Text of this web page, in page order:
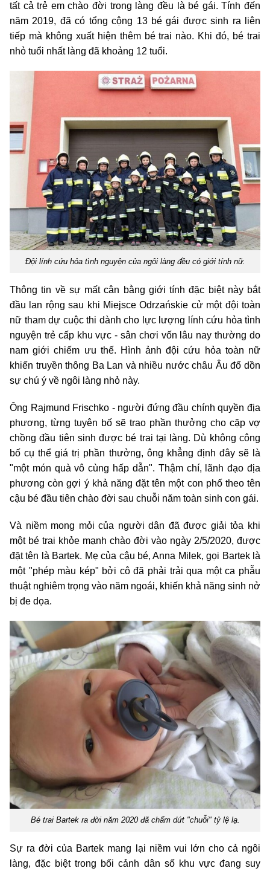
tất cả trẻ em chào đời trong làng đều là bé gái. Tính đến
năm 2019, đã có tổng cộng 13 bé gái được sinh ra liên
tiếp mà không xuất hiện thêm bé trai nào. Khi đó, bé trai
nhỏ tuổi nhất làng đã khoảng 12 tuổi.
Đội lính cứu hỏa tình nguyện của ngôi làng đều có giới tính nữ.
Thông tin về sự mất cân bằng giới tính đặc biệt này bắt
đầu lan rộng sau khi Miejsce Odrzańskie cử một đội toàn
nữ tham dự cuộc thi dành cho lực lượng lính cứu hỏa tình
nguyện trẻ cấp khu vực - sân chơi vốn lâu nay thường do
nam giới chiếm ưu thế. Hình ảnh đội cứu hỏa toàn nữ
khiến truyền thông Ba Lan và nhiều nước châu Âu đổ dồn
sự chú ý về ngôi làng nhỏ này.
Ông Rajmund Frischko - người đứng đầu chính quyền địa
phương, từng tuyên bố sẽ trao phần thưởng cho cặp vợ
chồng đầu tiên sinh được bé trai tại làng. Dù không công
bố cụ thể giá trị phần thưởng, ông khẳng định đây sẽ là
"một món quà vô cùng hấp dẫn". Thậm chí, lãnh đạo địa
phương còn gợi ý khả năng đặt tên một con phố theo tên
cậu bé đầu tiên chào đời sau chuỗi năm toàn sinh con gái.
Và niềm mong mỏi của người dân đã được giải tỏa khi
một bé trai khỏe mạnh chào đời vào ngày 2/5/2020, được
đặt tên là Bartek. Mẹ của cậu bé, Anna Milek, gọi Bartek là
một "phép màu kép" bởi cô đã phải trải qua một ca phẫu
thuật nghiêm trọng vào năm ngoái, khiến khả năng sinh nở
bị đe dọa.
Bé trai Bartek ra đời năm 2020 đã chấm dứt "chuỗi" tỷ lệ lạ.
Sự ra đời của Bartek mang lại niềm vui lớn cho cả ngôi
làng, đặc biệt trong bối cảnh dân số khu vực đang suy